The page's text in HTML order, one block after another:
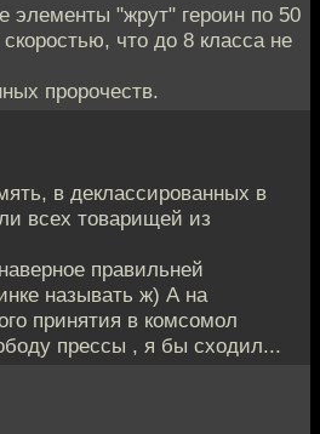
элементы "жрут" героин по 50
что до 8 класса не
пророчеств.
в деклассированных в
всех товарищей из
правильней
называть ж) А на
принятия в комсомол
прессы , я бы сходил...